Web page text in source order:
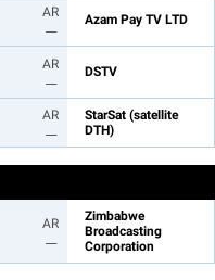
Azam Pay TV LTD
AR
DSTV
AR
StarSat (satellite
DTH)
AR
Zimbabwe
Broadcasting
Corporation
AR